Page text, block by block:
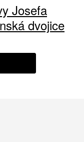
Josefa
dvojice